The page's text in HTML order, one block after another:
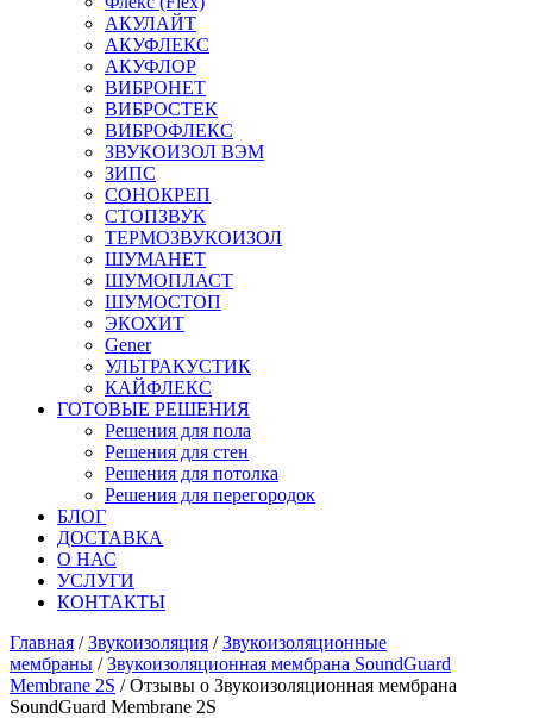
АКУЛАЙТ
АКУФЛЕКС
АКУФЛОР
ВИБРОНЕТ
ВИБРОСТЕК
ВИБРОФЛЕКС
ЗВУКОИЗОЛ ВЭМ
ЗИПС
СОНОКРЕП
СТОПЗВУК
ТЕРМОЗВУКОИЗОЛ
ШУМАНЕТ
ШУМОПЛАСТ
ШУМОСТОП
ЭКОХИТ
Gener
УЛЬТРАКУСТИК
КАЙФЛЕКС
ГОТОВЫЕ РЕШЕНИЯ
Решения для пола
Решения для стен
Решения для потолка
Решения для перегородок
БЛОГ
ДОСТАВКА
О НАС
УСЛУГИ
КОНТАКТЫ
Главная /Звукоизоляция /Звукоизоляционные
мембраны /Звукоизоляционная мембрана SoundGuard
Membrane 2S / Отзывы о Звукоизоляционная мембрана
SoundGuard Membrane 2S